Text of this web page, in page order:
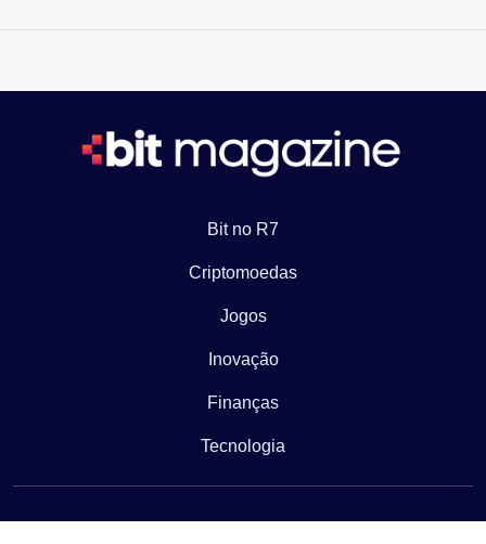
Bit no R7
Criptomoedas
Jogos
Inovação
Finanças
Tecnologia